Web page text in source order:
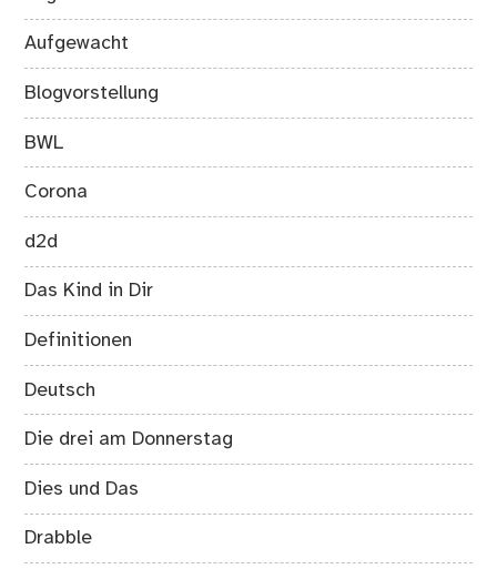
Aufgewacht
Blogvorstellung
BWL
Corona
d2d
Das Kind in Dir
Definitionen
Deutsch
Die drei am Donnerstag
Dies und Das
Drabble